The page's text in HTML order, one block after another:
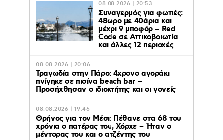
08.08.2026 | 20:53
Συναγερμός για φωτιές:
48ωρο με 40άρια και
μέχρι 9 μποφόρ – Red
Code σε Αττικοβοιωτία
και άλλες 12 περιοχές
08.08.2026 | 20:06
Τραγωδία στην Πάρο: 4χρονο αγοράκι
πνίγηκε σε πισίνα beach bar –
Προσήχθησαν ο ιδιοκτήτης και οι γονείς
08.08.2026 | 19:46
Θρήνος για τον Μέσι: Πέθανε στα 68 του
χρόνια ο πατέρας του, Χόρχε – Ήταν ο
μέντορας του και ο ατζέντης του